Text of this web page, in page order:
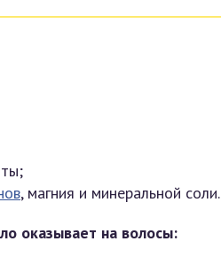
, магния и минеральной соли.
оказывает на волосы: